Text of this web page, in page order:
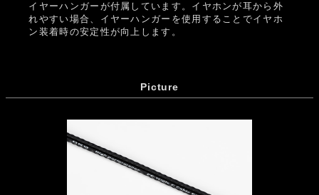
イヤーハンガーが付属しています。イヤホンが耳から外
れやすい場合、イヤーハンガーを使用することでイヤホ
ン装着時の安定性が向上します。
Picture